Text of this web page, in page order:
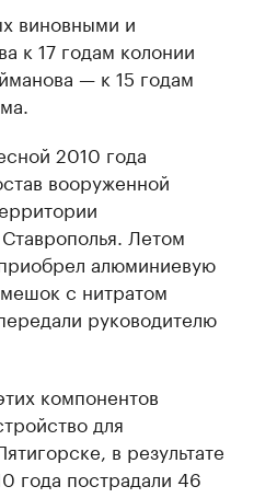
виновными и
к 17 годам колонии
— к 15 годам
2010 года
вооруженной
Летом
алюминиевую
с нитратом
руководителю
компонентов
для
в результате
года пострадали 46